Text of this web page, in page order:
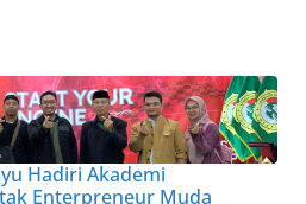
Hadiri Akademi
Enterpreneur Muda